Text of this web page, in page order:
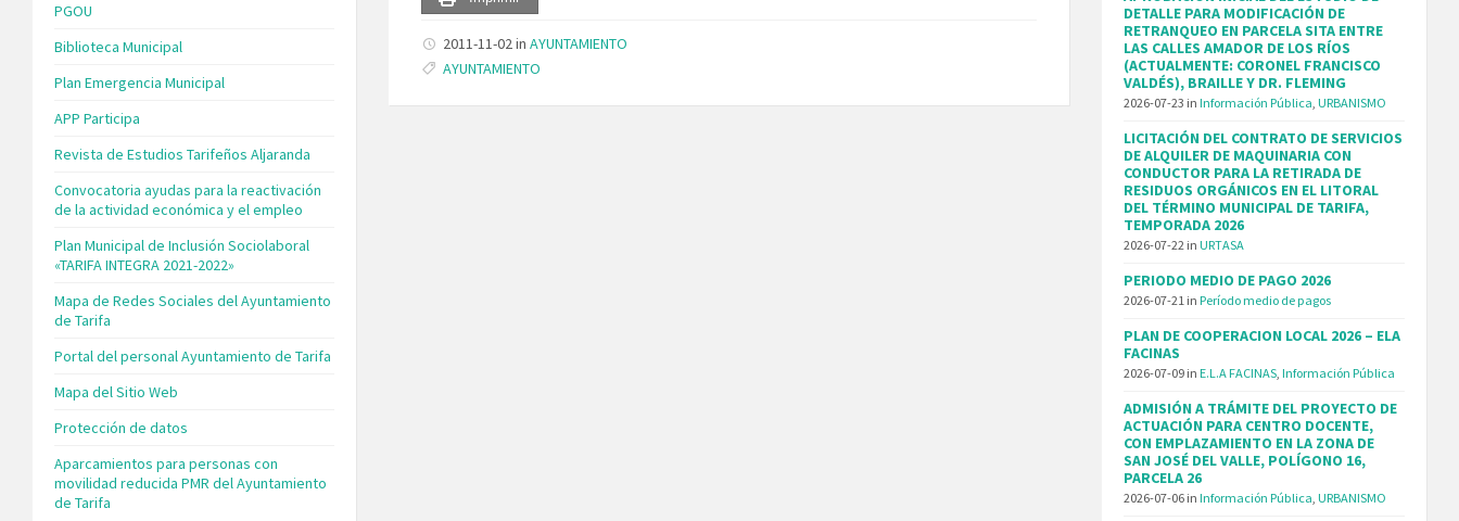
2011-11-02inAYUNTAMIENTO
Tags:
AYUNTAMIENTO
PGOU
Biblioteca Municipal
Plan Emergencia Municipal
APP Participa
Revista de Estudios Tarifeños Aljaranda
Convocatoria ayudas para la reactivación
de la actividad económica y el empleo
Plan Municipal de Inclusión Sociolaboral
«TARIFA INTEGRA 2021-2022»
Mapa de Redes Sociales del Ayuntamiento
de Tarifa
Portal del personal Ayuntamiento de Tarifa
Mapa del Sitio Web
Protección de datos
Aparcamientos para personas con
movilidad reducida PMR del Ayuntamiento
de Tarifa
DETALLE PARA MODIFICACIÓN DE
RETRANQUEO EN PARCELA SITA ENTRE
LAS CALLES AMADOR DE LOS RÍOS
(ACTUALMENTE: CORONEL FRANCISCO
VALDÉS), BRAILLE Y DR. FLEMING
2026-07-23 inInformación Pública ,URBANISMO
LICITACIÓN DEL CONTRATO DE SERVICIOS
DE ALQUILER DE MAQUINARIA CON
CONDUCTOR PARA LA RETIRADA DE
RESIDUOS ORGÁNICOS EN EL LITORAL
DEL TÉRMINO MUNICIPAL DE TARIFA,
TEMPORADA 2026
2026-07-22 inURTASA
PERIODO MEDIO DE PAGO 2026
2026-07-21 inPeríodo medio de pagos
PLAN DE COOPERACION LOCAL 2026 – ELA
FACINAS
2026-07-09 inE.L.A FACINAS ,Información Pública
ADMISIÓN A TRÁMITE DEL PROYECTO DE
ACTUACIÓN PARA CENTRO DOCENTE,
CON EMPLAZAMIENTO EN LA ZONA DE
SAN JOSÉ DEL VALLE, POLÍGONO 16,
PARCELA 26
2026-07-06 inInformación Pública ,URBANISMO